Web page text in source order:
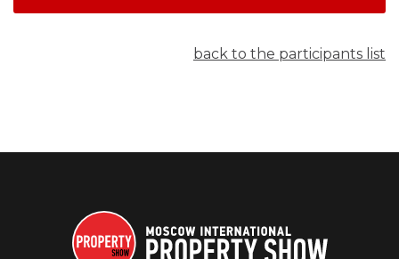
back to the participants list